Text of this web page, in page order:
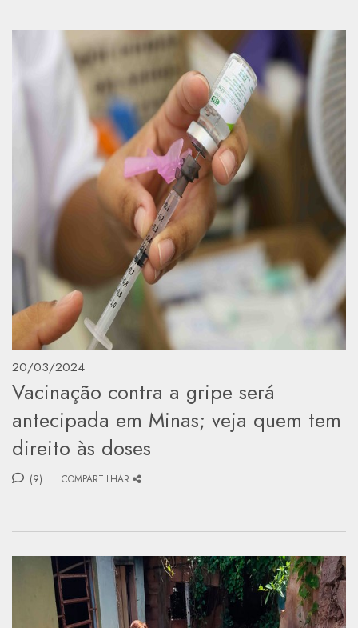
20/03/2024
Vacinação contra a gripe será
antecipada em Minas; veja quem tem
direito às doses
(9) COMPARTILHAR